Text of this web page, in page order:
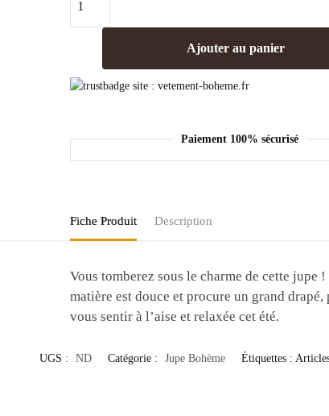
Ajouter au panier
Paiement 100% sécurisé
Fiche Produit Description
Vous tomberez sous le charme de cette
matière est douce et procure un grand
vous sentir à l’aise et relaxée cet été.
UGS : ND Catégorie : Jupe Bohème Étiquettes :